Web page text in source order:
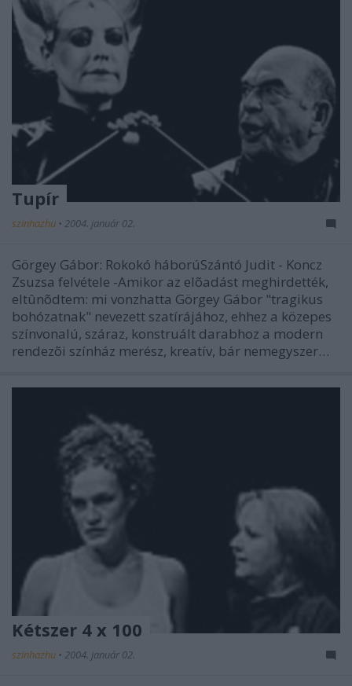
Tupír
szinhazhu • 2004. január 02.
Görgey Gábor: Rokokó háborúSzántó Judit - Koncz
Zsuzsa felvétele -Amikor az elõadást meghirdették,
eltûnõdtem: mi vonzhatta Görgey Gábor "tragikus
bohózatnak" nevezett szatírájához, ehhez a közepes
színvonalú, száraz, konstruált darabhoz a modern
rendezõi színház merész, kreatív, bár nemegyszer…
Kétszer 4 x 100
szinhazhu • 2004. január 02.